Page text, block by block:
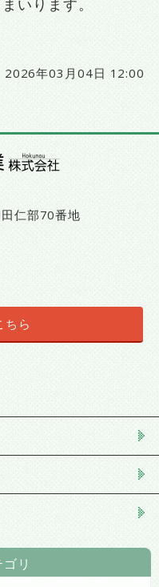
いります。
2026年03月04日 12:00
仁部70番地
ちら
リ